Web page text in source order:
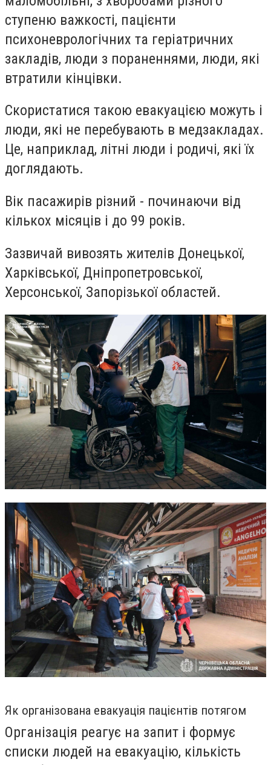
ступеню важкості, пацієнти
психоневрологічних та геріатричних
закладів, люди з пораненнями, люди, які
втратили кінцівки.
Скористатися такою евакуацією можуть і
люди, які не перебувають в медзакладах.
Це, наприклад, літні люди і родичі, які їх
доглядають.
Вік пасажирів різний - починаючи від
кількох місяців і до 99 років.
Зазвичай вивозять жителів Донецької,
Харківської, Дніпропетровської,
Херсонської, Запорізької областей.
Як організована евакуація пацієнтів потягом
Організація реагує на запит і формує
списки людей на евакуацію, кількість